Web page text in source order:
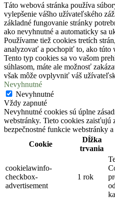
Táto webová stránka používa
vylepšenie vášho užívateľského
základné fungovanie stránky
ako nevyhnutné a automaticky sa
Používame tiež cookies tretích
analyzovať a pochopiť to, ako túto
Tento typ cookies sa vo vašom
súhlasom, máte ale možnosť
však môže ovplyvniť váš
Nevyhnutné
Nevyhnutné
Vždy zapnuté
Nevyhnutné cookies sú úplne
webstránky. Tieto cookies zaisťujú
bezpečnostné funkcie webstránky
Cookie
Dĺžka
trvania
cookielawinfo-
checkbox-
advertisement
1 rok